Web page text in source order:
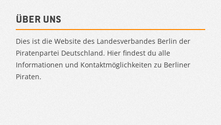
Über uns
Dies ist die Website des Landesverbandes Berlin der
Piratenpartei Deutschland. Hier findest du alle
Informationen und Kontaktmöglichkeiten zu Berliner
Piraten.